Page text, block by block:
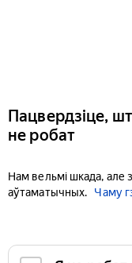
Пацвердзіце,
не робат
Нам вельмі шкада,
аўтаматычных.
Чаму